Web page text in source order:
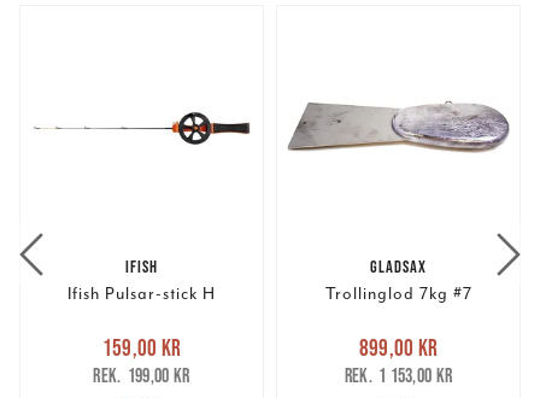
IFISH
Ifish Pulsar-stick H
Nuvarande pris
159,00 krTidigare pris
199,00 kr
159,00 kr
199,00 kr
GLADSAX
Trollinglod 7kg #7
Nuvarande pris
899,00 krTidigare pris
1 153,00 kr
899,00 kr
1 153,00 kr